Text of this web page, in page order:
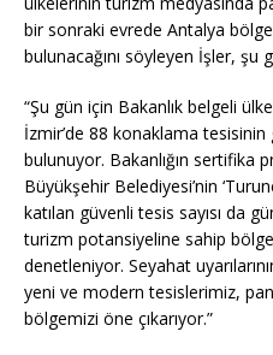
bir sonraki evrede Antalya
bulunacağını söyleyen İşler, şu
“Şu gün için Bakanlık belgeli
İzmir’de 88 konaklama
bulunuyor. Bakanlığın sertifika
Büyükşehir Belediyesi’nin
katılan güvenli tesis sayısı da
turizm potansiyeline sahip
denetleniyor. Seyahat
yeni ve modern tesislerimiz,
bölgemizi öne çıkarıyor.”